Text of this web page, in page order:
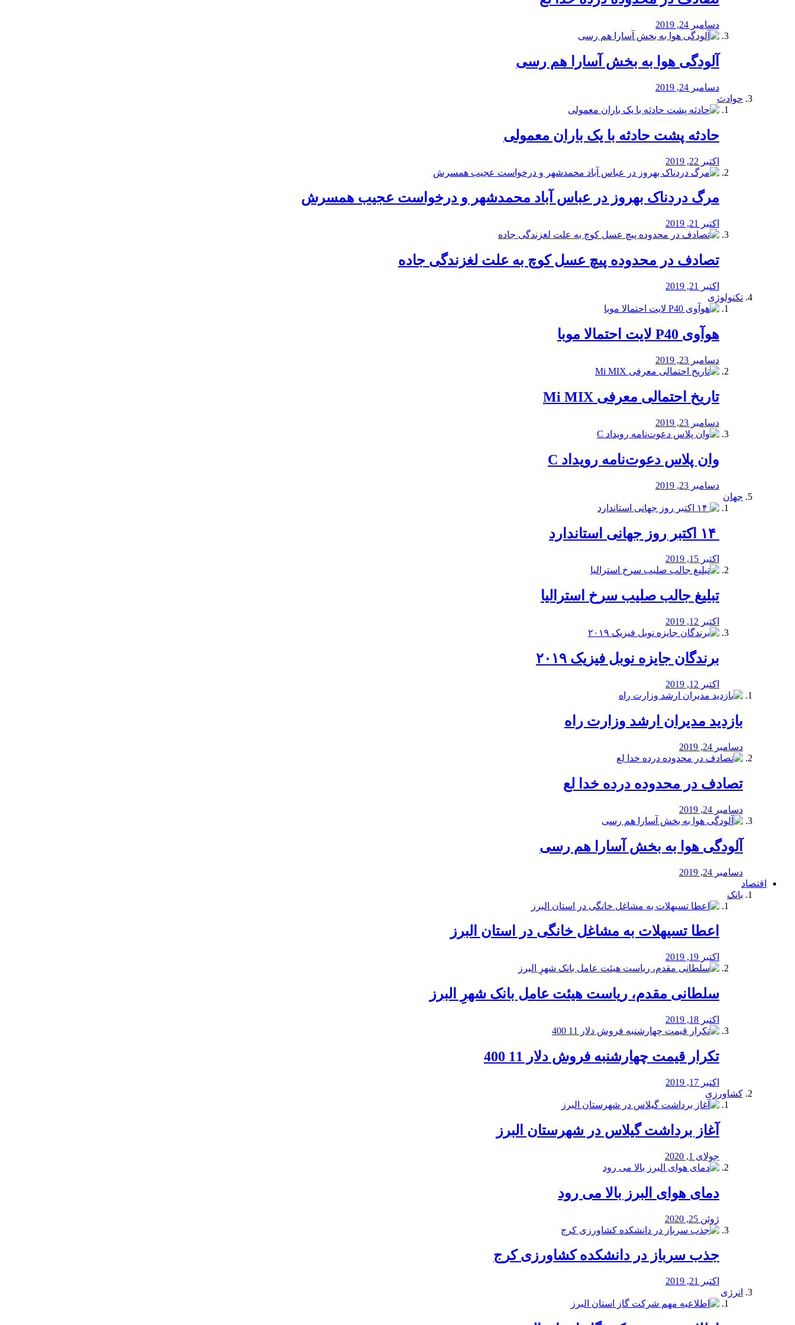
دسامبر 24, 2019
آلودگی هوا به بخش آسارا هم رسی
دسامبر 24, 2019
حوادث
️حادثه پشت حادثه با یک باران معمولی
اکتبر 22, 2019
مرگ دردناک بهروز در عباس آباد محمدشهر و درخواست عجیب همسرش
اکتبر 21, 2019
تصادف در محدوده پیچ عسل کوچ به علت لغزندگی جاده
اکتبر 21, 2019
تکنولوژی
هوآوی P40 لایت احتمالا موبا
دسامبر 23, 2019
تاریخ احتمالی معرفی Mi MIX
دسامبر 23, 2019
وان پلاس دعوت‌نامه رویداد C
دسامبر 23, 2019
جهان
اکتبر 15, 2019
تبلیغ جالب صلیب سرخ استرالیا
اکتبر 12, 2019
برندگان جایزه نوبل فیزیک ۲۰۱۹
اکتبر 12, 2019
بازدید مدیران ارشد وزارت راه
دسامبر 24, 2019
تصادف در محدوده درده خدا لع
دسامبر 24, 2019
آلودگی هوا به بخش آسارا هم رسی
دسامبر 24, 2019
اقتصاد
بانک
️اعطا تسیهلات به مشاغل خانگی در استان البرز
اکتبر 19, 2019
سلطانی مقدم، ریاست هیئت عامل بانک شهرِ البرز
اکتبر 18, 2019
تکرار قیمت چهارشنبه فروش دلار 11 400
اکتبر 17, 2019
کشاورزی
آغاز برداشت گیلاس در شهرستان البرز
جولای 1, 2020
دمای هوای البرز بالا می رود
ژوئن 25, 2020
جذب سرباز در دانشکده کشاورزی کرج
اکتبر 21, 2019
انرژی